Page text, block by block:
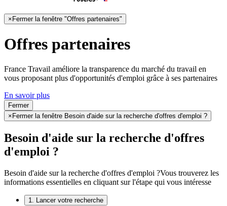
× Fermer la fenêtre "Offres partenaires"
Offres partenaires
France Travail améliore la transparence du marché du travail en
vous proposant plus d'opportunités d'emploi grâce à ses partenaires
En savoir plus
Fermer
× Fermer la fenêtre Besoin d'aide sur la recherche d'offres d'emploi ?
Besoin d'aide sur la recherche d'offres
d'emploi ?
Besoin d'aide sur la recherche d'offres d'emploi ?Vous trouverez les
informations essentielles en cliquant sur l'étape qui vous intéresse
1. Lancer votre recherche